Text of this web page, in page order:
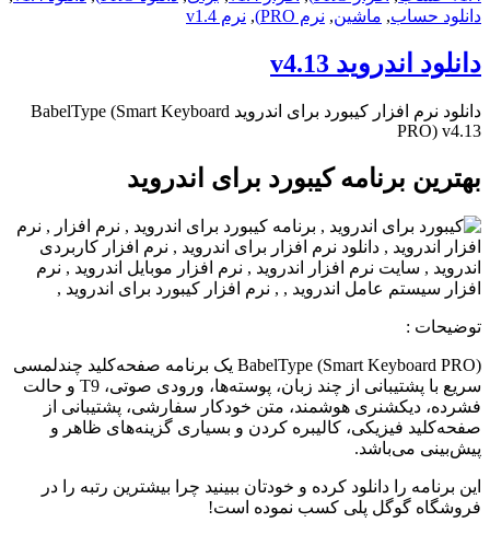
دانلود حساب, ماشین, نرم PRO) , نرم v1.4
دانلود اندروید v4.13
دانلود نرم افزار کیبورد برای اندروید BabelType (Smart Keyboard
PRO) v4.13
بهترین برنامه کیبورد برای اندروید
توضیحات :
BabelType (Smart Keyboard PRO) یک برنامه صفحه‌کلید چندلمسی
سریع با پشتیبانی از چند زبان، پوسته‌ها، ورودی صوتی، T9 و حالت
فشرده، دیکشنری هوشمند، متن خودکار سفارشی، پشتیبانی از
صفحه‌کلید فیزیکی، کالیبره کردن و بسیاری گزینه‌های ظاهر و
پیش‌بینی می‌باشد.
این برنامه را دانلود کرده و خودتان ببینید چرا بیشترین رتبه را در
فروشگاه گوگل پلی کسب نموده است!